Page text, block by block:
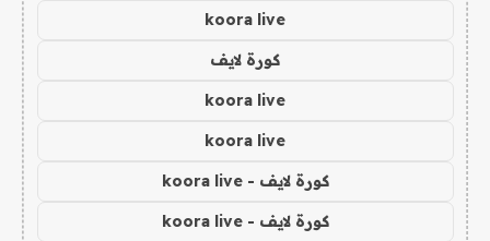
koora live
كورة لايف
koora live
koora live
كورة لايف - koora live
كورة لايف - koora live